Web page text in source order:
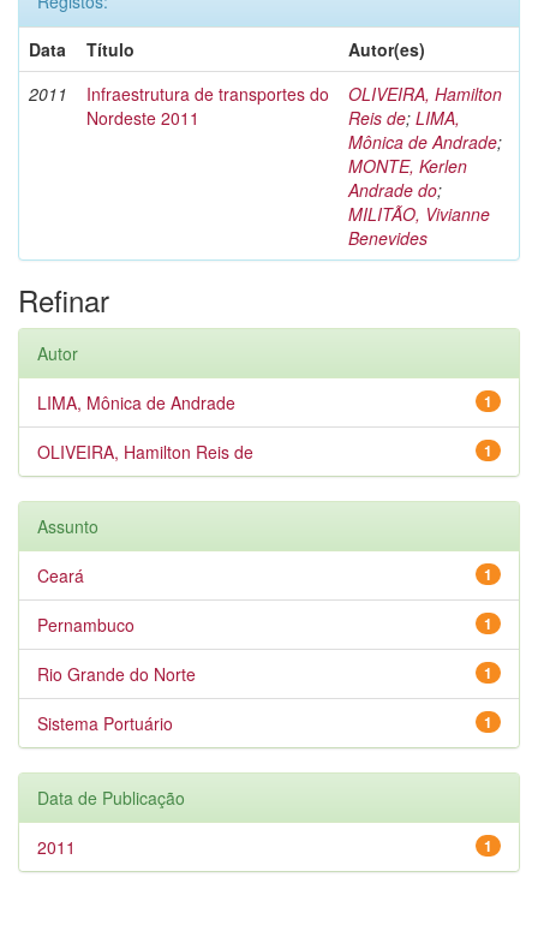
Data
Título
Autor(es)
2011
Infraestrutura de transportes do
Nordeste 2011
OLIVEIRA, Hamilton
Reis de; LIMA,
Mônica de Andrade;
MONTE, Kerlen
Andrade do;
MILITÃO, Vivianne
Benevides
Refinar
Autor
1
LIMA, Mônica de Andrade
1
OLIVEIRA, Hamilton Reis de
Assunto
1
Ceará
1
Pernambuco
1
Rio Grande do Norte
1
Sistema Portuário
Data de Publicação
1
2011